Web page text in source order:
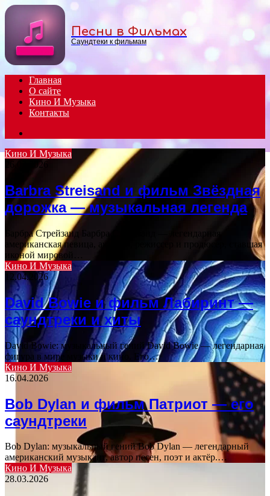
Menu
Песни в Фильмах
Саундтеки к фильмам
Главная
О сайте
Кино И Музыка
Контакты
Кино И Музыка
26.02.2026
Barbra Streisand и фильм Звёздная
дорожка — музыкальная легенда
Барбра Стрейзанд Барбра Стрейзанд — легендарная
американская певица, актриса, режиссер и продюсер, ставшая
иконой мировой…
Кино И Музыка
12.04.2026
David Bowie и фильм Лабиринт —
саундтреки и хиты
David Bowie: музыкальный гений David Bowie — легендарная
фигура в мире музыки и кино. Его…
Кино И Музыка
16.04.2026
Bob Dylan и фильм Патриот — его
саундтреки
Bob Dylan: музыкальный гений Bob Dylan — легендарный
американский музыкант, автор песен, поэт и актёр.…
Кино И Музыка
28.03.2026